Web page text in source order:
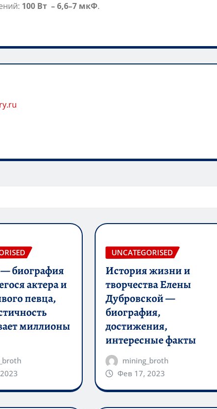
100 Вт – 6,6–7 мкФ.
биография
актера и
певца,
миллионы
UNCATEGORISED
История жизни и
творчества Елены
Дубровской —
биография,
достижения,
интересные факты
mining_broth
Фев 17, 2023